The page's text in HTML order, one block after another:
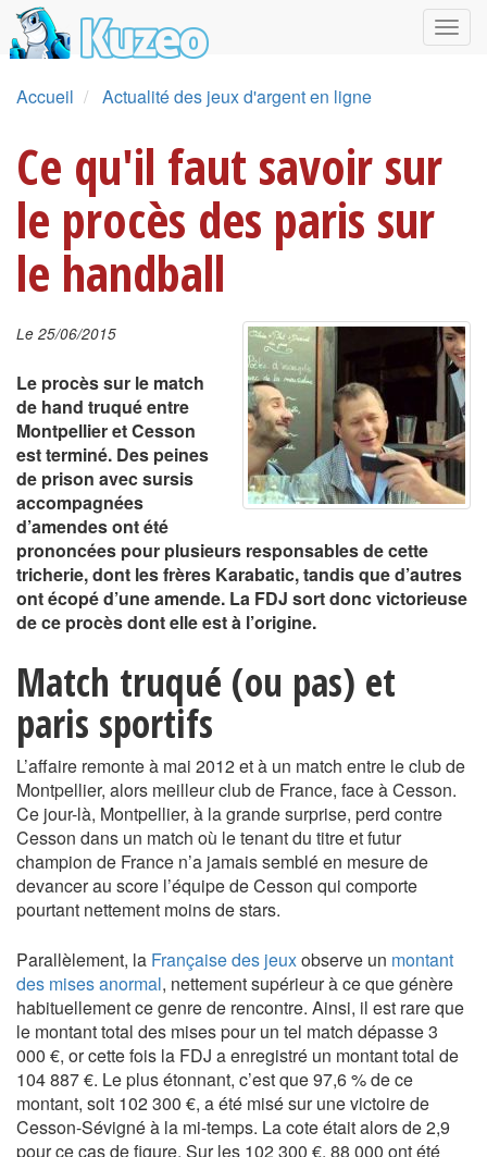
Accueil Actualité des jeux d'argent en ligne
Ce qu'il faut savoir sur
le procès des paris sur
le handball
Le 25/06/2015
Le procès sur le match
de hand truqué entre
Montpellier et Cesson
est terminé. Des peines
de prison avec sursis
accompagnées
d’amendes ont été
prononcées pour plusieurs responsables de cette
tricherie, dont les frères Karabatic, tandis que d’autres
ont écopé d’une amende. La FDJ sort donc victorieuse
de ce procès dont elle est à l’origine.
Match truqué (ou pas) et
paris sportifs
L’affaire remonte à mai 2012 et à un match entre le club de
Montpellier, alors meilleur club de France, face à Cesson.
Ce jour-là, Montpellier, à la grande surprise, perd contre
Cesson dans un match où le tenant du titre et futur
champion de France n’a jamais semblé en mesure de
devancer au score l’équipe de Cesson qui comporte
pourtant nettement moins de stars.
Parallèlement, la Française des jeuxobserve un montant
des mises anormal, nettement supérieur à ce que génère
habituellement ce genre de rencontre. Ainsi, il est rare que
le montant total des mises pour un tel match dépasse 3
000 €, or cette fois la FDJ a enregistré un montant total de
104 887 €. Le plus étonnant, c’est que 97,6 % de ce
montant, soit 102 300 €, a été misé sur une victoire de
Cesson-Sévigné à la mi-temps. La cote était alors de 2,9
pour ce cas de figure. Sur les 102 300 €, 88 000 ont été